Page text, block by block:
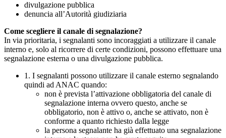
divulgazione pubblica
denuncia all’Autorità giudiziaria
Come scegliere il canale di segnalazione?
In via prioritaria, i segnalanti sono incoraggiati a utilizzare il canale
interno e, solo al ricorrere di certe condizioni, possono effettuare una
segnalazione esterna o una divulgazione pubblica.
1. I segnalanti possono utilizzare il canale esterno segnalando
quindi ad ANAC quando:
non è prevista l’attivazione obbligatoria del canale di
segnalazione interna ovvero questo, anche se
obbligatorio, non è attivo o, anche se attivato, non è
conforme a quanto richiesto dalla legge
la persona segnalante ha già effettuato una segnalazione